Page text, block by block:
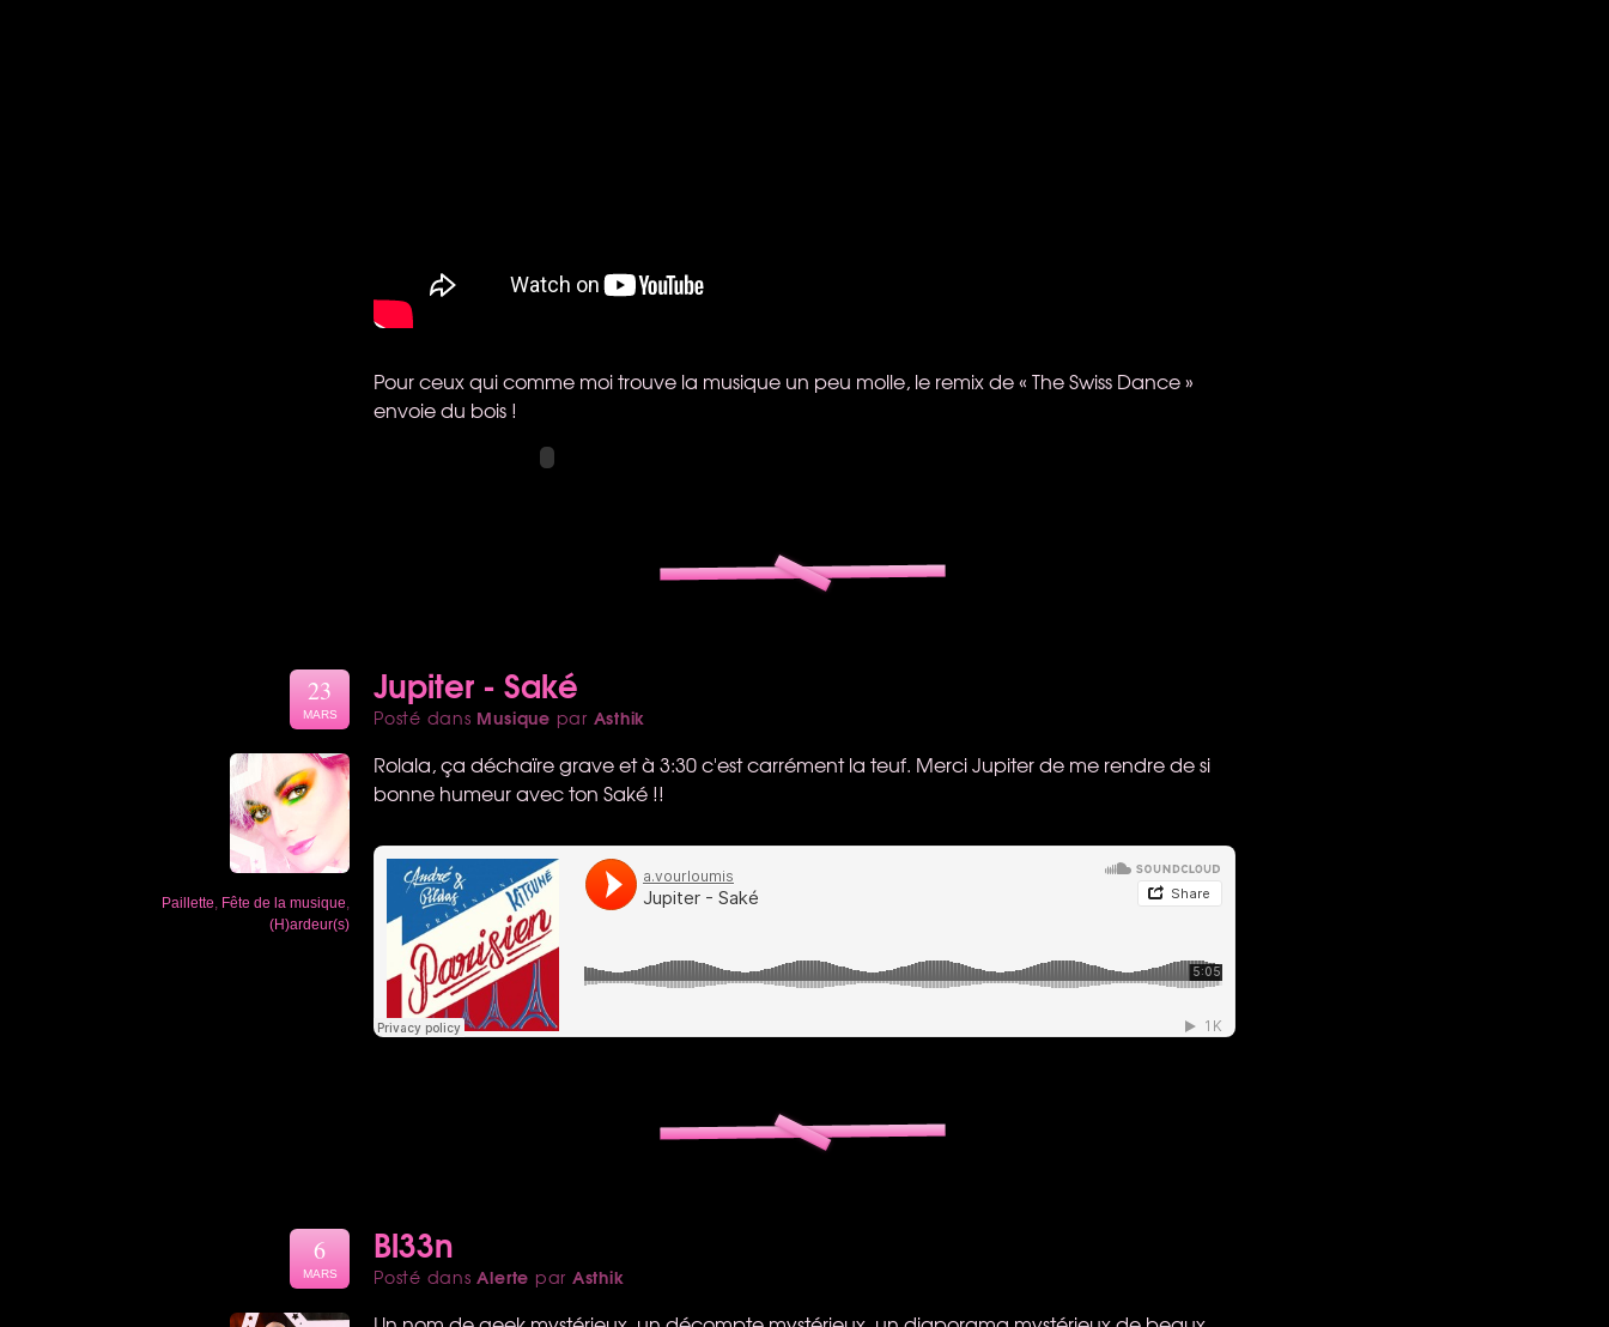
Pour ceux qui comme moi trouve la musique un peu molle, le remix de « The Swiss Dance »
envoie du bois !
Jupiter - Saké
Posté dans Musique par Asthik
23
MARS
Paillette Fête de la musique
(H)ardeur(s)
Rolala, ça déchaïre grave et à 3:30 c'est carrément la teuf. Merci Jupiter de me rendre de si
bonne humeur avec ton Saké !!
Bl33n
Posté dansAlerte par Asthik
6
MARS